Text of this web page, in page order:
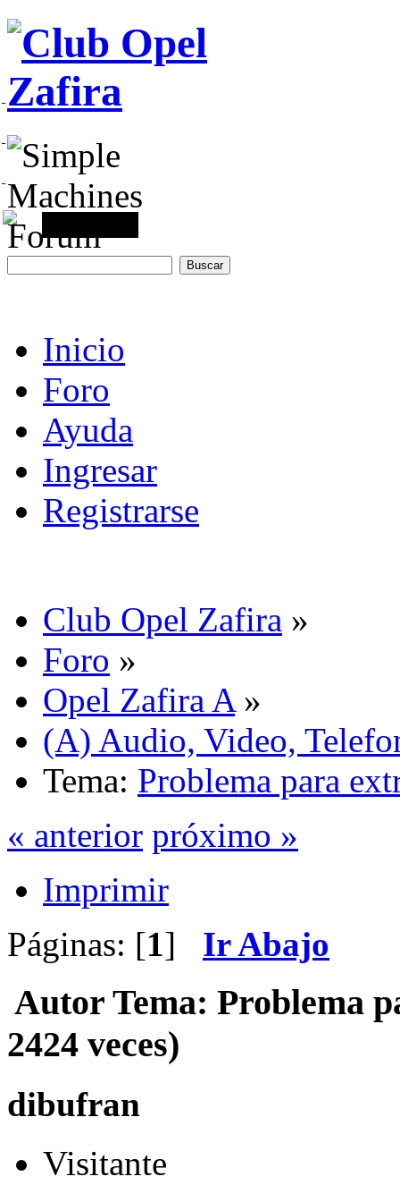
Inicio
Foro
Ayuda
Ingresar
Registrarse
Club Opel Zafira »
Foro »
Opel Zafira A»
(A) Audio, Video,
Tema: Problema para
« anterior próximo »
Imprimir
Páginas: [1] Ir Abajo
Autor Tema: Problema
2424 veces)
dibufran
Visitante